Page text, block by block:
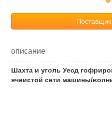
Поставщик
описание
Шахта и уголь Уесд
ячеистой сети машины/